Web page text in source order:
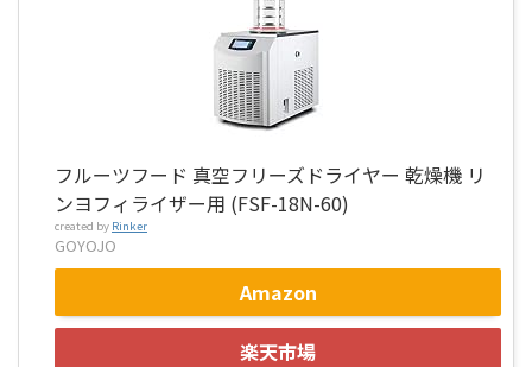
フルーツフード 真空フリーズドライヤー 乾燥機 リ
ンヨフィライザー用 (FSF-18N-60)
created by Rinker
GOYOJO
Amazon
楽天市場